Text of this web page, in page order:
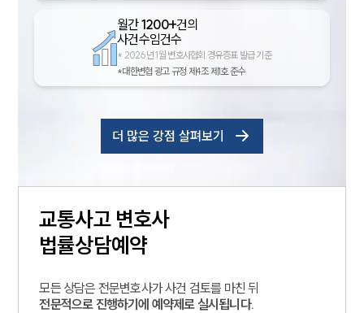
월간1200+건의
사건수임건수
* 2026년 1월 변호사협회 경유증표 발급 기준
*대한변협 광고 규정 제4조 제1호 준수
더 많은 강점 살펴보기
교통사고변호사
법률상담예약
모든 상담은 전문변호사가 사건 검토를 마친 뒤
전문적으로 진행하기에 예약제로 실시됩니다.